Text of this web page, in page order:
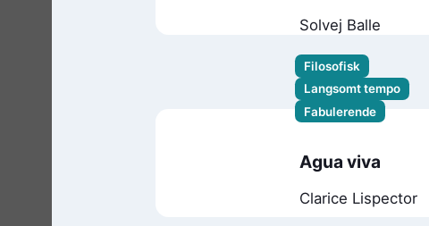
Solvej Balle
Filosofisk
Langsomt tempo
Fabulerende
Agua viva
Clarice Lispector